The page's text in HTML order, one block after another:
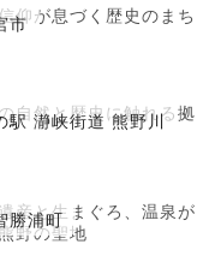
市
仰が息づく歴史のまち
駅 瀞峡街道 熊野川
自然と歴史に触れる拠
勝浦町
産と生まぐろ、温泉が
野の聖地